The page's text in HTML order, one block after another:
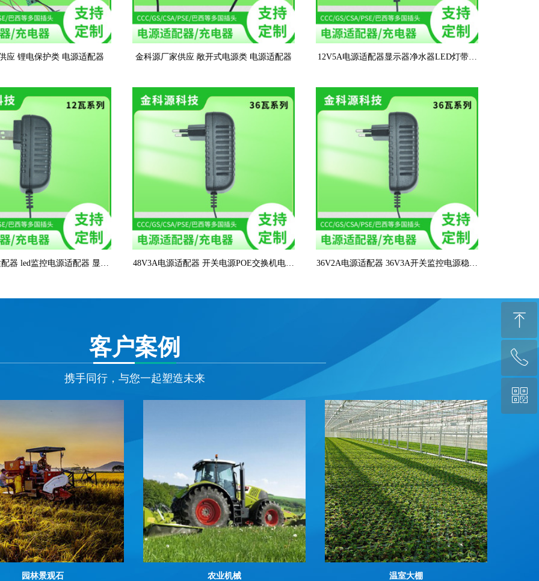
应 锂电保护类 电源适配器 金科源厂家供应 敞开式电源类 电源适配器
12V5A电源适配器显示器净水器LED灯带监
器 led监控电源适配器 显示
48V3A电源适配器 开关电源POE交换机电源
36V2A电源适配器 36V3A开关监控电源稳压
客户案例
携手同行，与您一起塑造未来
园林景观石 农业机械 温室大棚
ꁸ
回到顶部
ꂅ
13105523957
ꀥ